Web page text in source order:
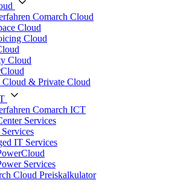
Comarch Cloud
Cloud
Cloud
Cloud
Cloud & Private Cloud
Comarch ICT
Services
IT Services
Services
Cloud Preiskalkulator